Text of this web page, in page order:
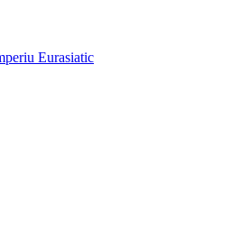
Eurasiatic